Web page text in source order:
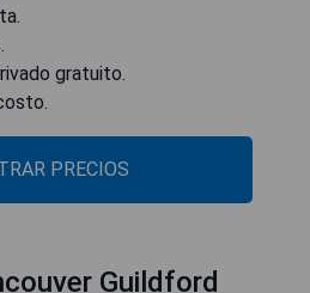
gratuito.
PRECIOS
Guildford